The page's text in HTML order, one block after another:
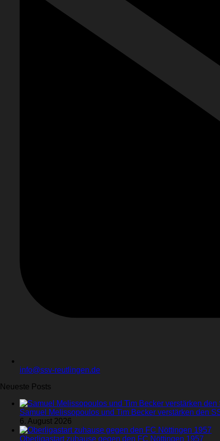
info@ssv-reutlingen.de
Neueste Posts
Samuel Melissopoulos und Tim Becker verstärken den
6. August 2026
Oberligastart zuhause gegen den FC Nöttingen 1957